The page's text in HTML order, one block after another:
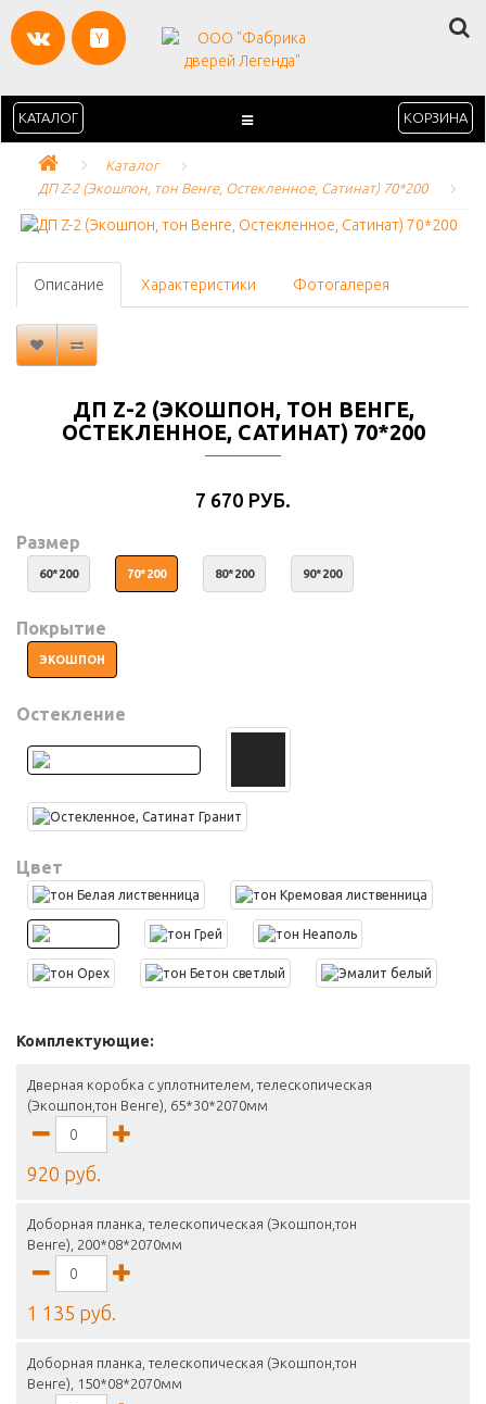
КАТАЛОГ КОРЗИНА
Каталог
ДП Z-2 (Экошпон, тон Венге, Остекленное, Сатинат) 70*200
Описание Характеристики Фотогалерея
ДП Z-2 (ЭКОШПОН, ТОН ВЕНГЕ,
ОСТЕКЛЕННОЕ, САТИНАТ) 70*200
7 670 РУБ.
Размер
60*200 70*200 80*200 90*200
Покрытие
ЭКОШПОН
Остекление
Цвет
Комплектующие:
Дверная коробка с уплотнителем, телескопическая
(Экошпон,тон Венге), 65*30*2070мм
920 руб.
Доборная планка, телескопическая (Экошпон,тон
Венге), 200*08*2070мм
1 135 руб.
Доборная планка, телескопическая (Экошпон,тон
Венге), 150*08*2070мм